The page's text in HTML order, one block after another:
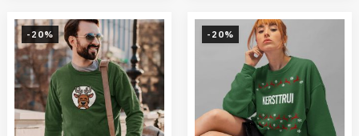
-20% -20%